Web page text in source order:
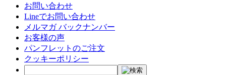
お問い合わせ
Lineでお問い合わせ
メルマガ バックナンバー
お客様の声
パンフレットのご注文
クッキーポリシー